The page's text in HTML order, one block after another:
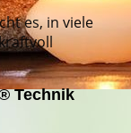
es, in viele
Technik